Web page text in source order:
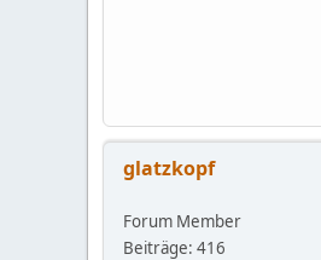
glatzkopf
Forum Member
Beiträge: 416